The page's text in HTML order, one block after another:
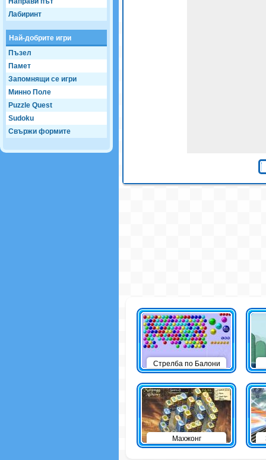
Лабиринт
Най-добрите игри
Пъзел
Памет
Запомнящи се игри
Минно Поле
Puzzle Quest
Sudoku
Свържи формите
Стрелба по Балони
Махжонг